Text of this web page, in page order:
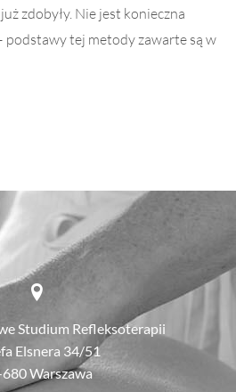
zdobyły. Nie jest konieczna
podstawy tej metody zawarte są w
Studium Refleksoterapii
Elsnera 34/51
Warszawa